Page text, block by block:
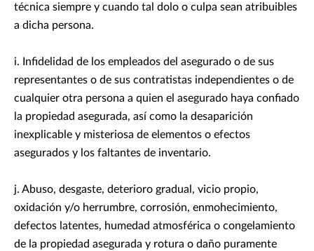
técnica siempre y cuando tal dolo o culpa sean atribuibles
a dicha persona.
i. Infidelidad de los empleados del asegurado o de sus
representantes o de sus contratistas independientes o de
cualquier otra persona a quien el asegurado haya confiado
la propiedad asegurada, así como la desaparición
inexplicable y misteriosa de elementos o efectos
asegurados y los faltantes de inventario.
j. Abuso, desgaste, deterioro gradual, vicio propio,
oxidación y/o herrumbre, corrosión, enmohecimiento,
defectos latentes, humedad atmosférica o congelamiento
de la propiedad asegurada y rotura o daño puramente